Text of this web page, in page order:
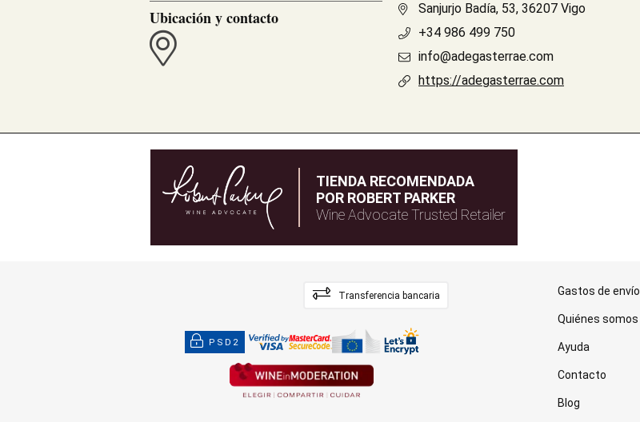
Ubicación y contacto
Sanjurjo Badía, 53, 36207 Vigo
+34 986 499 750
info@adegasterrae.com
https://adegasterrae.com
TIENDA RECOMENDADA
POR ROBERT PARKER
Wine Advocate Trusted Retailer
Transferencia bancaria
PSD2
Gastos de envío
Quiénes somos
Ayuda
Contacto
Blog